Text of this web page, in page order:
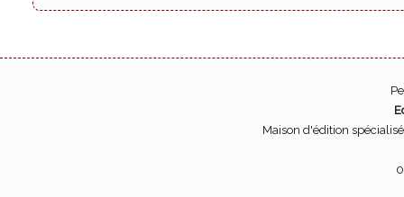
Maison d'édition